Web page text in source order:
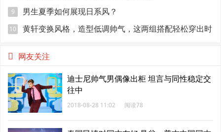
9 男生夏季如何展现日系风？
10
黄轩变换风格，造型低调帅气，这两组搭配轻松穿出时
网友关注
迪士尼帅气男偶像出柜 坦言与同性稳定交
往中
2018-08-28 11:02 阅读78